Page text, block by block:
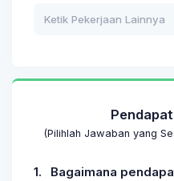
(Pilihlah Jawaban yang
1.
Bagaimana